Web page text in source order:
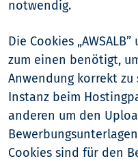
notwendig.
Die Cookies „AWSALB”
zum einen benötigt,
Anwendung korrekt
Instanz beim
anderen um den
Cookies sind für den